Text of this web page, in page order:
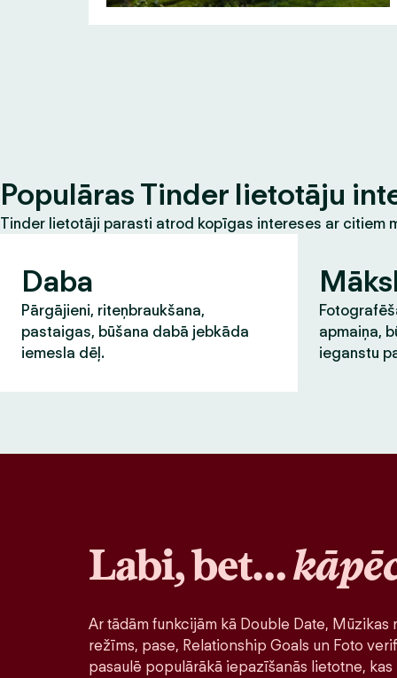
Populāras Tinder lietotāju
Tinder lietotāji parasti atrod kopīgas intereses ar citiem
Daba
Pārgājieni, riteņbraukšana,
pastaigas, būšana dabā jebkāda
iemesla dēļ.
apmaiņa,
ieganstu
Labi, bet…
Ar tādām funkcijām kā Double Date, Mūzikas
režīms, pase, Relationship Goals un Foto
pasaulē populārākā iepazīšanās lietotne,